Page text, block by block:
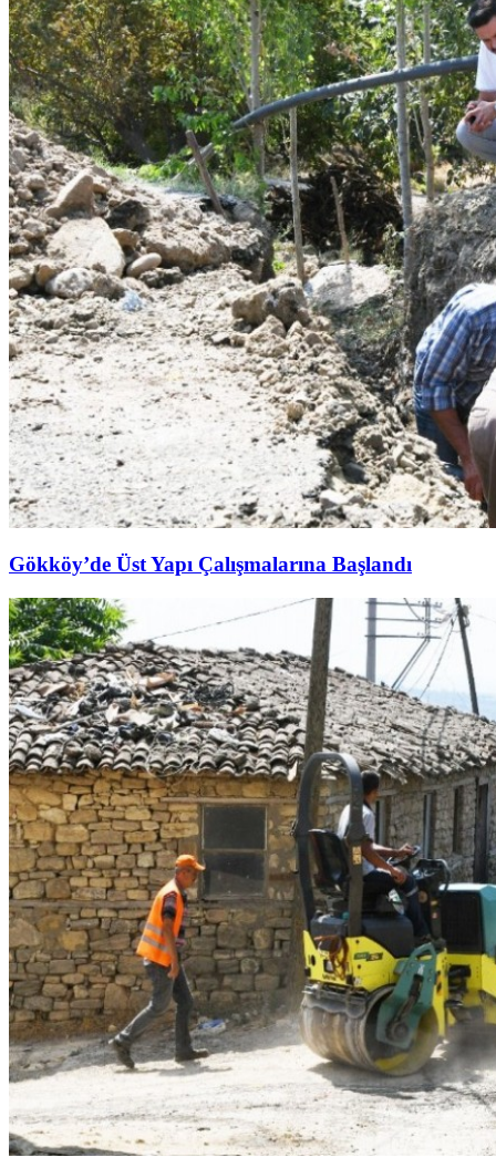
Gökköy’de Üst Yapı Çalışmalarına Başlandı